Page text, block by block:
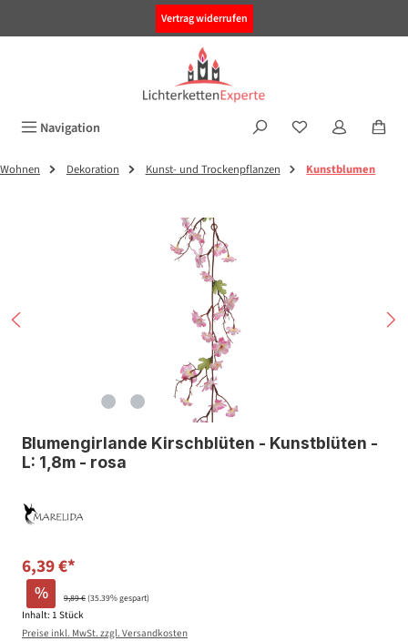
Vertrag widerrufen
Navigation
Wohnen Dekoration Kunst- und Trockenpflanzen Kunstblumen
Blumengirlande Kirschblüten - Kunstblüten -
L: 1,8m - rosa
6,39 €*
% 9,89 €(35.39% gespart)
Inhalt: 1 Stück
Preise inkl. MwSt. zzgl. Versandkosten